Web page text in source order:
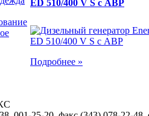
ED 510/400 V S с АВР
Подробнее »